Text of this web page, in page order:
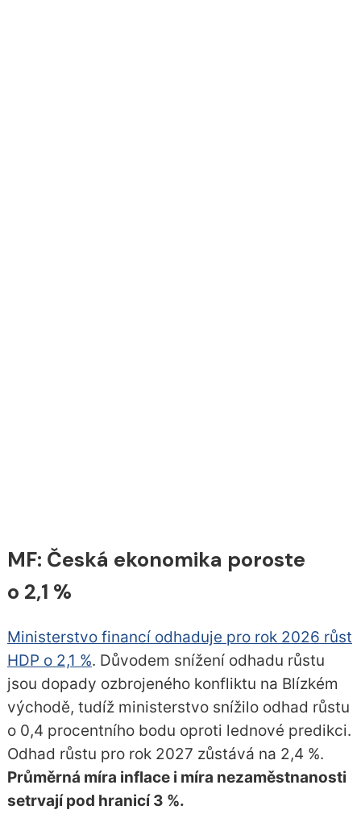
MF: Česká ekonomika poroste
o 2,1 %
Ministerstvo financí odhaduje pro rok 2026 růst
HDP o 2,1 %. Důvodem snížení odhadu růstu
jsou dopady ozbrojeného konfliktu na Blízkém
východě, tudíž ministerstvo snížilo odhad růstu
o 0,4 procentního bodu oproti lednové predikci.
Odhad růstu pro rok 2027 zůstává na 2,4 %.
Průměrná míra inflace i míra nezaměstnanosti
setrvají pod hranicí 3 %.